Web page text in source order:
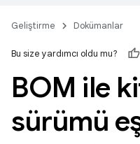
Geliştirme Dokümanlar
Bu size yardımcı oldu mu?
BOM ile
sürümü